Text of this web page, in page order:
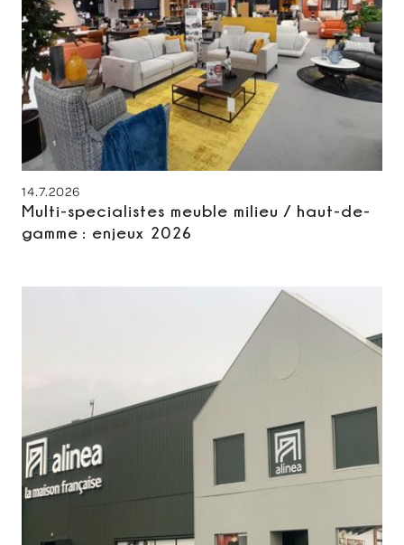
14.7.2026
Multi-specialistes meuble milieu / haut-de-
gamme : enjeux 2026